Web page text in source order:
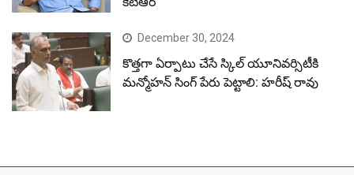
December 30, 2024
కొత్తగా ఏర్పాటు చేసే స్కిల్ యూనివర్సిటీకి
మన్మోహన్ సింగ్ పేరు పెట్టాలి: హరీష్ రావు